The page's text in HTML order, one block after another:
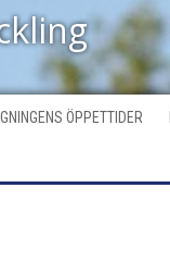
ÖPPETTIDER